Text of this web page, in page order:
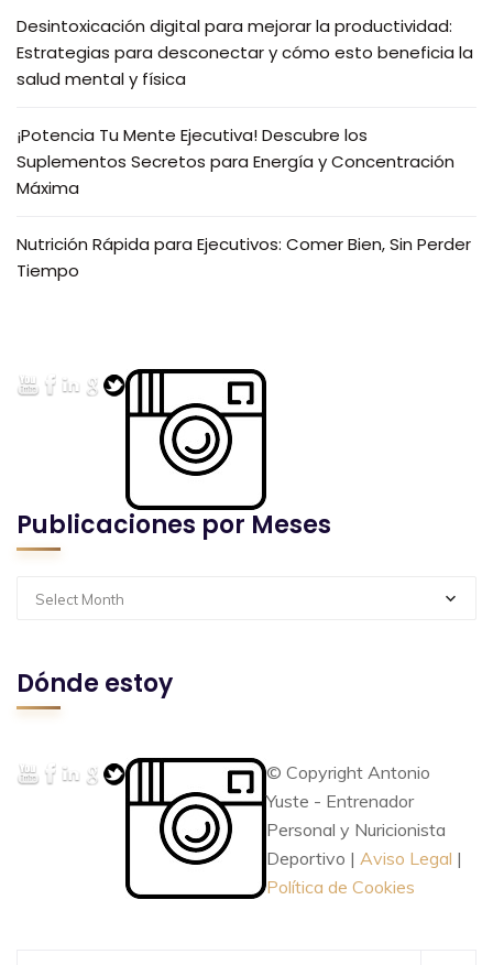
Desintoxicación digital para mejorar la productividad:
Estrategias para desconectar y cómo esto beneficia la
salud mental y física
¡Potencia Tu Mente Ejecutiva! Descubre los
Suplementos Secretos para Energía y Concentración
Máxima
Nutrición Rápida para Ejecutivos: Comer Bien, Sin Perder
Tiempo
Publicaciones por Meses
Select Month
Dónde estoy
© Copyright Antonio
Yuste - Entrenador
Personal y Nuricionista
Deportivo | Aviso Legal |
Política de Cookies